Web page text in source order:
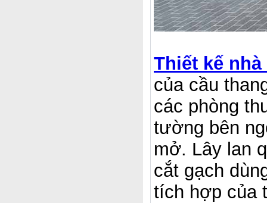
Thiết kế nhà
của cầu
các phòng
tường bên
mở. Lây lan
cắt gạch
tích hợp của